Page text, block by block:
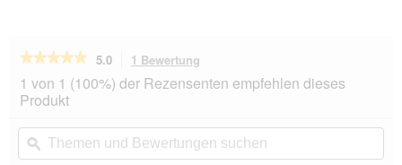
★★★★★
★★★★★
von
5
lesen
für
5.0 1 Bewertung
dieser
Aktion
du
zu
den
1 von 1 (100%) der Rezensenten empfehlen dieses
Produkt
Themen
und
Bewertungen
ϙ